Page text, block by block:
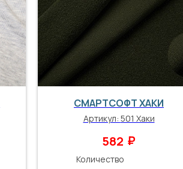
СМАРТСОФТ ХАКИ
Артикул: 501 Хаки
582 ₽
Количество